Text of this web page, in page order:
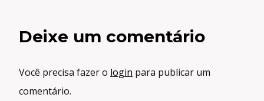
Deixe um comentário
Você precisa fazer o login para publicar um
comentário.